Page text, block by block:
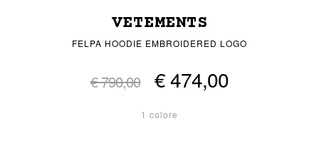
VETEMENTS
FELPA HOODIE EMBROIDERED LOGO
€ 790,00 € 474,00
1 colore